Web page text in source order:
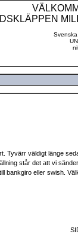
Tyvärr väldigt länge
står det att vi
bankgiro eller swish.